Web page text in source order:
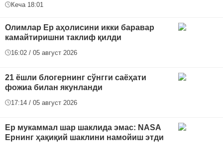
Кеча 18:01
Олимлар Ер аҳолисини икки баравар
камайтиришни таклиф қилди
16:02 / 05 август 2026
21 ёшли блогернинг сўнгги саёҳати
фожиа билан якунланди
17:14 / 05 август 2026
Ер мукаммал шар шаклида эмас: NASA
Ернинг ҳақиқий шаклини намойиш этди